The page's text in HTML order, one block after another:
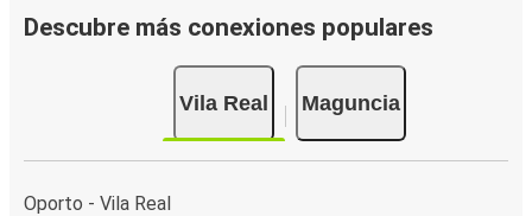
Descubre más conexiones populares
Vila Real Maguncia
Oporto - Vila Real